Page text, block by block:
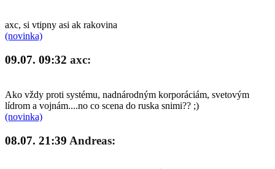
axc, si vtipny asi ak rakovina
(novinka)
09.07. 09:32 axc:
Ako vždy proti systému, nadnárodným korporáciám, svetovým
lídrom a vojnám....no co scena do ruska snimi?? ;)
(novinka)
08.07. 21:39 Andreas: